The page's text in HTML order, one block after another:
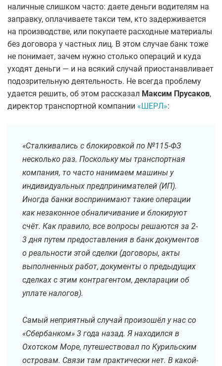
наличные слишком часто: даете деньги водителям на
заправку, оплачиваете такси тем, кто задерживается
на производстве, или покупаете расходные материалы
без договора у частных лиц. В этом случае банк тоже
не понимает, зачем нужно столько операций и куда
уходят деньги — и на всякий случай приостанавливает
подозрительную деятельность. Не всегда проблему
удается решить, об этом рассказал Максим Прусаков,
директор транспортной компании «ШЕРЛ»:
«Сталкивались с блокировкой по №115-ФЗ
несколько раз. Поскольку мы транспортная
компания, то часто нанимаем машины у
индивидуальных предпринимателей (ИП).
Иногда банки воспринимают такие операции
как незаконное обналичивание и блокируют
счёт. Как правило, все вопросы решаются за 2-
3 дня путем предоставления в банк документов
о реальности этой сделки (договоры, акты
выполненных работ, документы о предыдущих
сделках с этим контрагентом, декларации об
уплате налогов).
Самый неприятный случай произошёл у нас со
«Сбербанком» 3 года назад. Я находился в
Охотском Море, путешествовал по Курильским
островам. Связи там практически нет. В какой-